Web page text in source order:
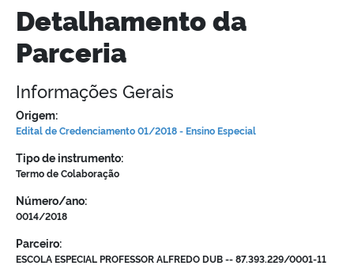
Detalhamento da
Parceria
Informações Gerais
Origem:
Edital de Credenciamento 01/2018 - Ensino Especial
Tipo de instrumento:
Termo de Colaboração
Número/ano:
0014/2018
Parceiro:
ESCOLA ESPECIAL PROFESSOR ALFREDO DUB -- 87.393.229/0001-11